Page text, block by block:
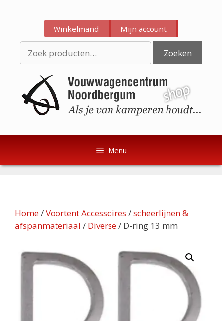
inhoud
inhoud
Winkelmand Mijn account
naar:
Zoeken
Menu
Home/Voortent Accessoires /scheerlijnen &
afspanmateriaal / Diverse/ D-ring 13 mm